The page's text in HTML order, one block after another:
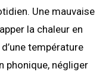
Une mauvaise
la chaleur en
température
phonique, négliger